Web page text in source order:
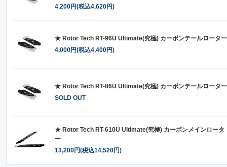
4,200円(税込4,620円)
★ Rotor Tech RT-96U Ultimate(究極) カーボンテールローター
4,000円(税込4,400円)
★ Rotor Tech RT-86U Ultimate(究極) カーボンテールローター
SOLD OUT
★ Rotor Tech RT-610U Ultimate(究極) カーボンメインロータ
ー
13,200円(税込14,520円)